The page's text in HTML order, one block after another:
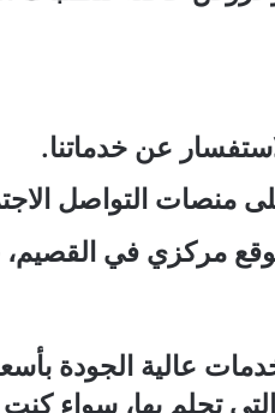
عن خدماتنا.
على منصات التواصل
مركزي في القصيم،
عالية الجودة
تحلم بها، سواء